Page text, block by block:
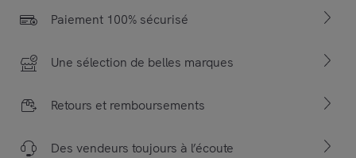
Paiement 100% sécurisé
Une sélection de belles marques
Retours et remboursements
Des vendeurs toujours à l’écoute